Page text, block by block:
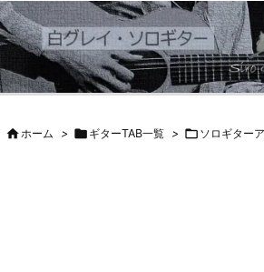
ホーム >  ギターTAB一覧 >  ソロギター